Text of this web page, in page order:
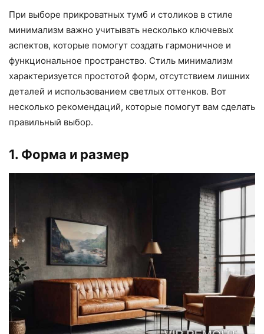
При выборе прикроватных тумб и столиков в стиле
минимализм важно учитывать несколько ключевых
аспектов, которые помогут создать гармоничное и
функциональное пространство. Стиль минимализм
характеризуется простотой форм, отсутствием лишних
деталей и использованием светлых оттенков. Вот
несколько рекомендаций, которые помогут вам сделать
правильный выбор.
1. Форма и размер